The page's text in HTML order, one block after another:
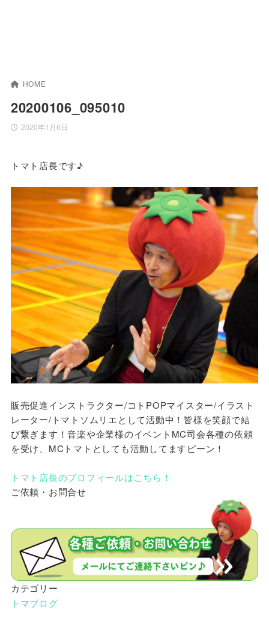
HOME
20200106_095010
2020年1月6日
トマト店長です♪
販売促進インストラクター/コトPOPマイスター/イラスト
レーター/トマトソムリエとして活動中！皆様を笑顔で結
び繋ぎます！音楽や企業様のイベントMC司会各種の依頼
を受け、MCトマトとしても活動してますピーン！
トマト店長のプロフィールはこちら！
ご依頼・お問合せ
カテゴリー
トマブログ